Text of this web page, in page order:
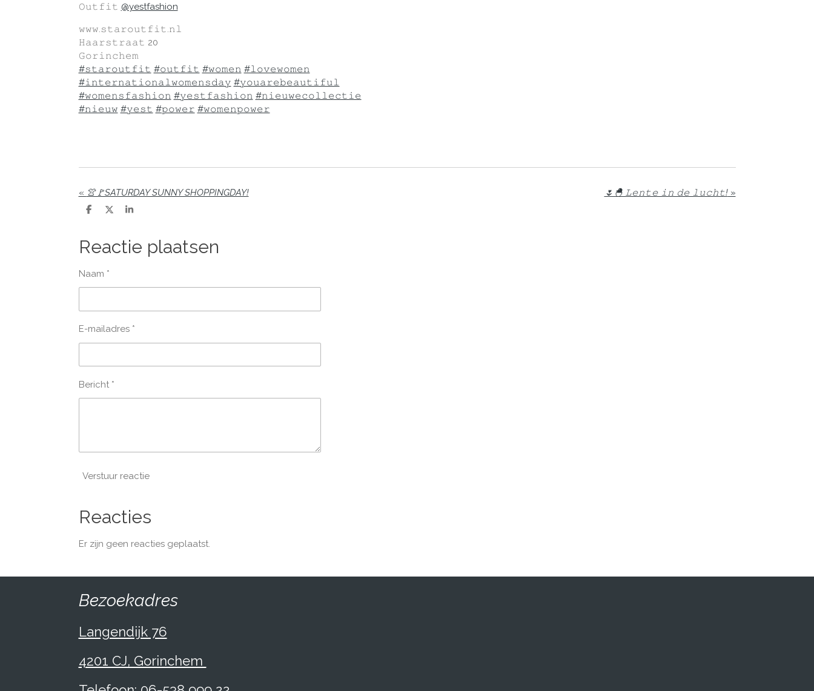
𝙾𝚞𝚝𝚏𝚒𝚝 @yestfashion
𝚠𝚠𝚠.𝚜𝚝𝚊𝚛𝚘𝚞𝚝𝚏𝚒𝚝.𝚗𝚕
𝙷𝚊𝚊𝚛𝚜𝚝𝚛𝚊𝚊𝚝 20
𝙶𝚘𝚛𝚒𝚗𝚌𝚑𝚎𝚖
#𝚜𝚝𝚊𝚛𝚘𝚞𝚝𝚏𝚒𝚝 #𝚘𝚞𝚝𝚏𝚒𝚝 #𝚠𝚘𝚖𝚎𝚗 #𝚕𝚘𝚟𝚎𝚠𝚘𝚖𝚎𝚗
#𝚒𝚗𝚝𝚎𝚛𝚗𝚊𝚝𝚒𝚘𝚗𝚊𝚕𝚠𝚘𝚖𝚎𝚗𝚜𝚍𝚊𝚢 #𝚢𝚘𝚞𝚊𝚛𝚎𝚋𝚎𝚊𝚞𝚝𝚒𝚏𝚞𝚕
#𝚠𝚘𝚖𝚎𝚗𝚜𝚏𝚊𝚜𝚑𝚒𝚘𝚗 #𝚢𝚎𝚜𝚝𝚏𝚊𝚜𝚑𝚒𝚘𝚗 #𝚗𝚒𝚎𝚞𝚠𝚎𝚌𝚘𝚕𝚕𝚎𝚌𝚝𝚒𝚎
#𝚗𝚒𝚎𝚞𝚠 #𝚢𝚎𝚜𝚝 #𝚙𝚘𝚠𝚎𝚛 #𝚠𝚘𝚖𝚎𝚗𝚙𝚘𝚠𝚎𝚛
« 👚🚩SATURDAY SUNNY SHOPPINGDAY! 🌷🐣 𝙻𝚎𝚗𝚝𝚎 𝚒𝚗 𝚍𝚎 𝚕𝚞𝚌𝚑𝚝!»
D
e
n
D
S
r
e
Reactie plaatsen
Naam *
E-mailadres *
Bericht *
Verstuur reactie
Reacties
Er zijn geen reacties geplaatst.
Bezoekadres
Langendijk 76
4201 CJ, Gorinchem